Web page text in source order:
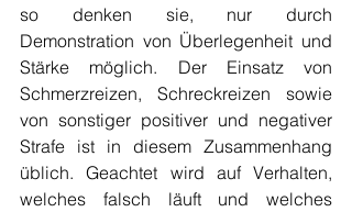
so denken sie, nur durch
Demonstration von Überlegenheit und
Stärke möglich. Der Einsatz von
Schmerzreizen, Schreckreizen sowie
von sonstiger positiver und negativer
Strafe ist in diesem Zusammenhang
üblich. Geachtet wird auf Verhalten,
welches falsch läuft und welches